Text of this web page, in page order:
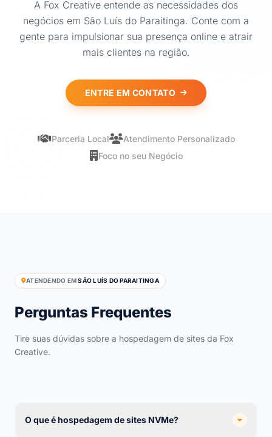
A Fox Creative entende as necessidades dos
negócios em São Luís do Paraitinga. Conte com a
gente para impulsionar sua presença online e atrair
mais clientes na região.
ENTRE EM CONTATO
Parceria Local
Atendimento Personalizado
Foco no seu Negócio
ATENDENDO EMSÃO LUÍS DO PARAITINGA
Perguntas Frequentes
Tire suas dúvidas sobre a hospedagem de sites da Fox
Creative.
O que é hospedagem de sites NVMe?